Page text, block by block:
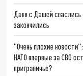
Даня с Дашей
закончились
"Очень плохие
НАТО впервые за СВО
приграничье?